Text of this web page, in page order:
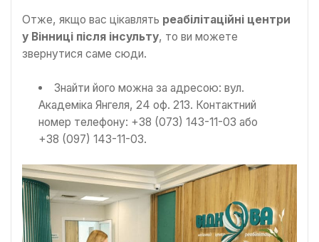
Отже, якщо вас цікавлять реабілітаційні центри
у Вінниці після інсульту, то ви можете
звернутися саме сюди.
Знайти його можна за адресою: вул.
Академіка Янгеля, 24 оф. 213. Контактний
номер телефону: +38 (073) 143-11-03 або
+38 (097) 143-11-03.